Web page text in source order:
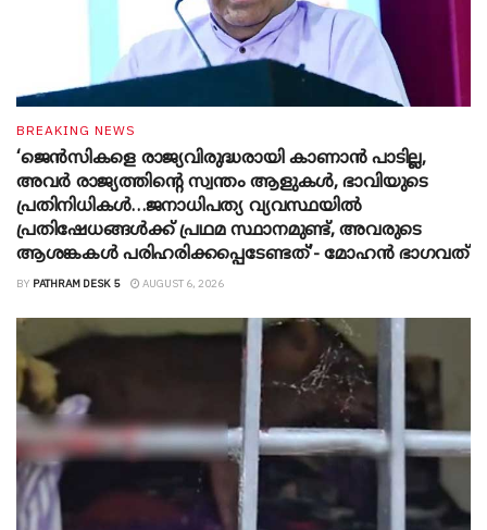
BREAKING NEWS
‘ജെൻസികളെ രാജ്യവിരുദ്ധരായി കാണാൻ പാടില്ല,
അവർ രാജ്യത്തിന്റെ സ്വന്തം ആളുകൾ, ഭാവിയുടെ
പ്രതിനിധികൾ…ജനാധിപത്യ വ്യവസ്ഥയിൽ
പ്രതിഷേധങ്ങൾക്ക് പ്രഥമ സ്ഥാനമുണ്ട്, അവരുടെ
ആശങ്കകൾ പരിഹരിക്കപ്പെടേണ്ടത്’- മോഹൻ ഭാ​ഗവത്
BY PATHRAM DESK 5 AUGUST 6, 2026